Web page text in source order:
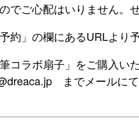
ご心配はいりません。
」の欄にあるURLより
コラボ扇子」をご購入い
までメールに